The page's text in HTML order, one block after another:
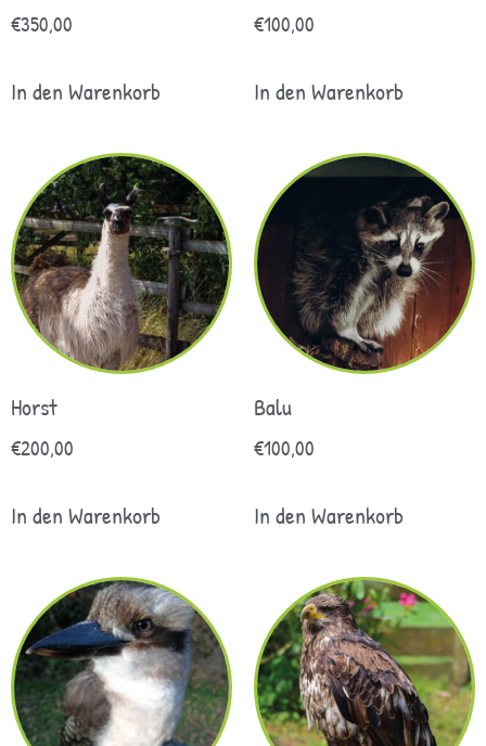
€350,00
In den Warenkorb
€100,00
In den Warenkorb
Horst
€200,00
In den Warenkorb
Balu
€100,00
In den Warenkorb